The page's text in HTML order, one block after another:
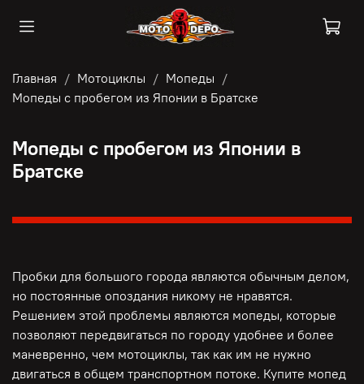
Главная Мотоциклы
Мопеды
Мопеды с пробегом из Японии в Братске
Мопеды с пробегом из Японии в
Братске
Пробки для большого города являются обычным делом,
но постоянные опоздания никому не нравятся.
Решением этой проблемы являются мопеды, которые
позволяют передвигаться по городу удобнее и более
маневренно, чем мотоциклы, так как им не нужно
двигаться в общем транспортном потоке. Купите мопед